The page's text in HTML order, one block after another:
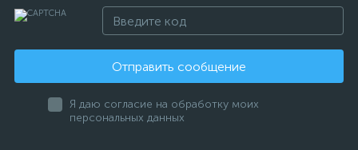
Отправить сообщение
Я даю согласие на обработку моих
персональных данных